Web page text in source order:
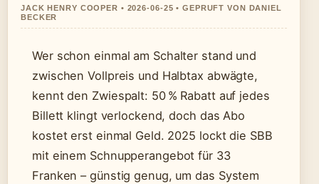
JACK HENRY COOPER • 2026-06-25 • GEPRUFT VON DANIEL
BECKER
Wer schon einmal am Schalter stand und
zwischen Vollpreis und Halbtax abwägte,
kennt den Zwiespalt: 50 % Rabatt auf jedes
Billett klingt verlockend, doch das Abo
kostet erst einmal Geld. 2025 lockt die SBB
mit einem Schnupperangebot für 33
Franken – günstig genug, um das System